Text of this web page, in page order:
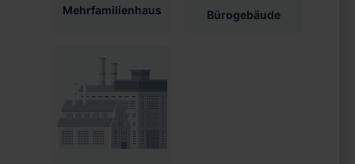
Mehrfamilien­haus Bürogebäude